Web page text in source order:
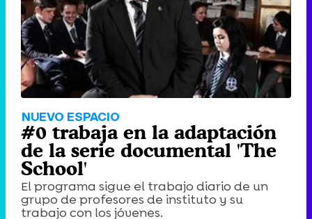
NUEVO ESPACIO
#0 trabaja en la adaptación
de la serie documental 'The
School'
El programa sigue el trabajo diario de un
grupo de profesores de instituto y su
trabajo con los jóvenes.